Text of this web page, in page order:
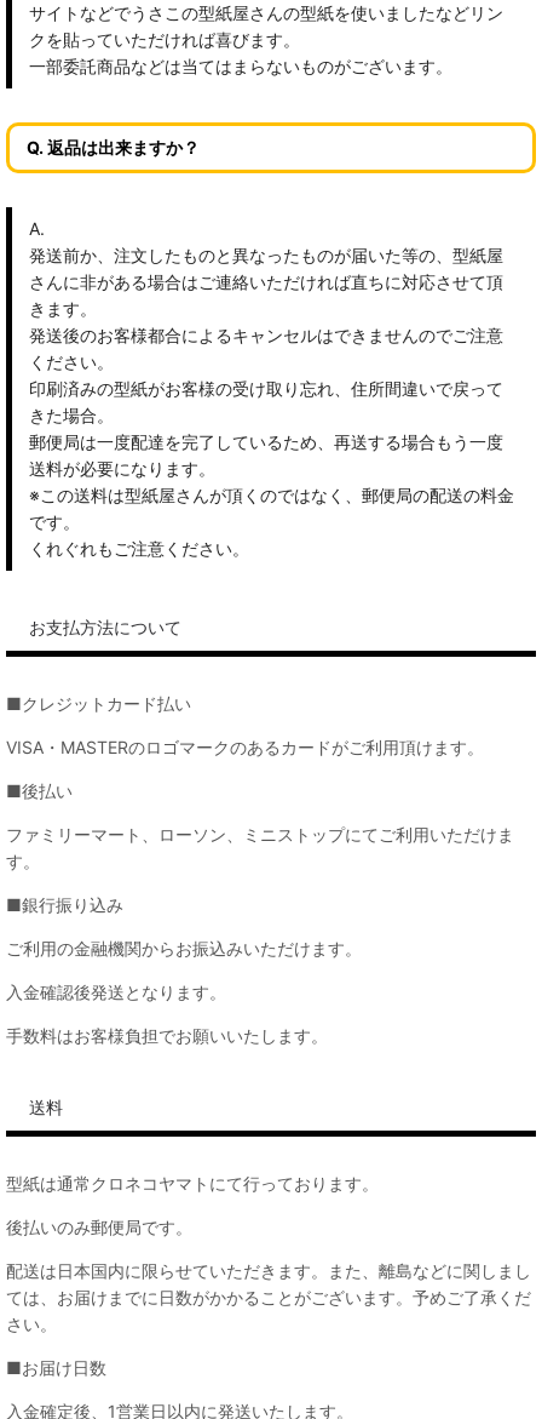
サイトなどでうさこの型紙屋さんの型紙を使いましたなどリン
クを貼っていただければ喜びます。
一部委託商品などは当てはまらないものがございます。
Q. 返品は出来ますか？
A.
発送前か、注文したものと異なったものが届いた等の、型紙屋
さんに非がある場合はご連絡いただければ直ちに対応させて頂
きます。
発送後のお客様都合によるキャンセルはできませんのでご注意
ください。
印刷済みの型紙がお客様の受け取り忘れ、住所間違いで戻って
きた場合。
郵便局は一度配達を完了しているため、再送する場合もう一度
送料が必要になります。
※この送料は型紙屋さんが頂くのではなく、郵便局の配送の料金
です。
くれぐれもご注意ください。
お支払方法について
■クレジットカード払い
VISA・MASTERのロゴマークのあるカードがご利用頂けます。
■後払い
ファミリーマート、ローソン、ミニストップにてご利用いただけま
す。
■銀行振り込み
ご利用の金融機関からお振込みいただけます。
入金確認後発送となります。
手数料はお客様負担でお願いいたします。
送料
型紙は通常クロネコヤマトにて行っております。
後払いのみ郵便局です。
配送は日本国内に限らせていただきます。また、離島などに関しまし
ては、お届けまでに日数がかかることがございます。予めご了承くだ
さい。
■お届け日数
入金確定後、1営業日以内に発送いたします。